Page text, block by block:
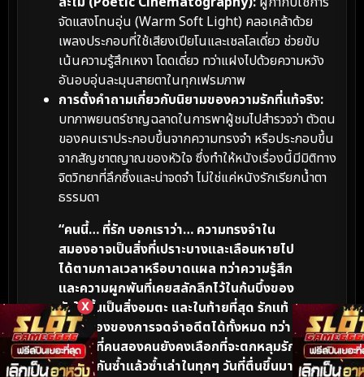
X
จัดแสงโทนอุ่น (Warm Soft Light) คลอเคล้าด้วย
เพลงประกอบที่ใช้เสียงเปียโนและเชลโลเดี่ยว ช่วยขับ
เน้นความรู้สึกเหงา โดดเดี่ยว ทว่าแฝงไปด้วยความหวัง
อันอบอุ่นละมุนสายตาในทุกเฟรมภาพ
การตั้งคำถามเกี่ยวกับนิยามของความรักที่แท้จริง:
บทภาพยนตร์ชาญฉลาดในการพาผู้ชมไปสำรวจว่า ตัวตน
ของคนเราประกอบขึ้นจากความทรงจำ หรือประกอบขึ้น
จากสัญชาตญาณของหัวใจ ซึ่งทำให้หนังเรื่องนี้มีมิติทาง
จิตวิทยาที่ลึกซึ้งและน่าจดจำ ไม่ใช่แค่หนังรักเรียกน้ำตา
ธรรมดา
“คนนี้… ที่รัก บอกเราว่า… ความทรงจำใน
สมองอาจเป็นสิ่งที่เปราะบางและเลือนหายไป
ได้ตามกาลเวลาหรือบาดแผล ทว่าความรู้สึก
และความผูกพันที่เคยสลักลึกไว้ในก้นบึ้งของ
หัวใจนั้นเป็นสิ่งอมตะ และในท้ายที่สุด รักแท้
ไม่ใช่เรื่องของการจดจำอดีตได้ทั้งหมด ทว่า
คือการที่คนสองคนยังคงเลือกที่จะตกหลุมรัก
กันและกันซ้ำแล้วซ้ำเล่าในทุกๆ วันที่ตื่นขึ้นมา”